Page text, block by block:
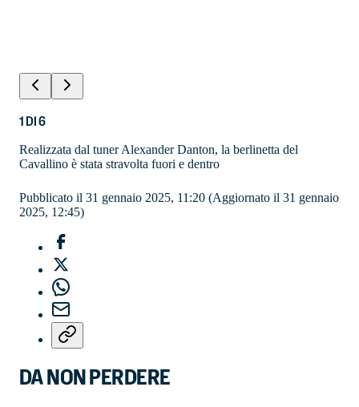
1DI6
Realizzata dal tuner Alexander Danton, la berlinetta del
Cavallino è stata stravolta fuori e dentro
Pubblicato il 31 gennaio 2025, 11:20 (Aggiornato il 31 gennaio
2025, 12:45)
DA NON PERDERE